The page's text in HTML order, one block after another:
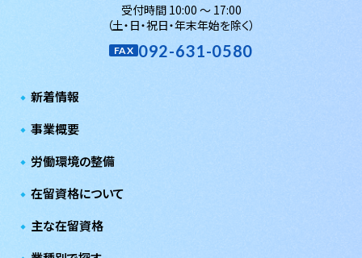
受付時間 10:00 〜 17:00
（土・日・祝日・年末年始を除く）
FAX 092-631-0580
新着情報
事業概要
労働環境の整備
在留資格について
主な在留資格